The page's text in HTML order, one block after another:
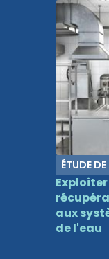
préservé
d'eau
d'Axa,
ÉTUDE
aux
de l'eau